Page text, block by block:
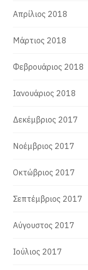
Απρίλιος 2018
Μάρτιος 2018
Φεβρουάριος 2018
Ιανουάριος 2018
Δεκέμβριος 2017
Νοέμβριος 2017
Οκτώβριος 2017
Σεπτέμβριος 2017
Αύγουστος 2017
Ιούλιος 2017